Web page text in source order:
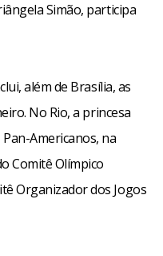
Simão, participa
além de Brasília, as
No Rio, a princesa
Americanos, na
Comitê Olímpico
Organizador dos Jogos